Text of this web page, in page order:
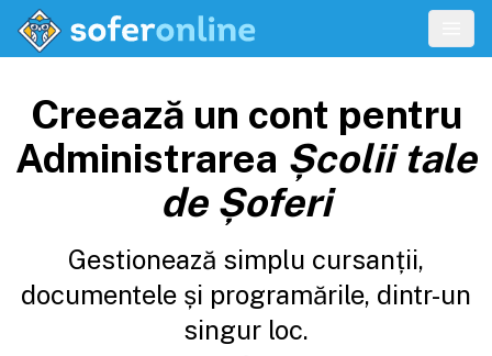
Creează un cont pentru
Administrarea Școlii tale
de Șoferi
Gestionează simplu cursanții,
documentele și programările, dintr-un
singur loc.